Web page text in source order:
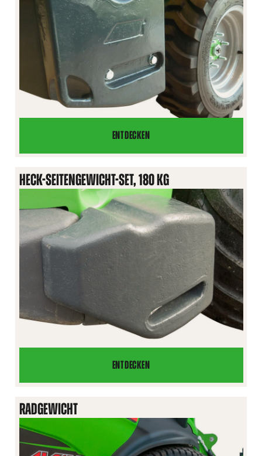
ENTDECKEN
HECK-
SEITENGEWICHT-
SET,
80
KG
HECK-SEITENGEWICHT-SET, 180 KG
ENTDECKEN
HECK-
SEITENGEWICHT-
180
KG
RADGEWICHT